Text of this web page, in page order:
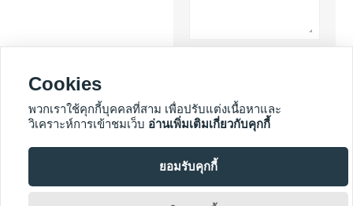
นโยบายความเป็น
ส่วนตัว
บริการเพิ่มเติม
Cookies
พวกเราใช้คุกกี้บุคคลที่สาม เพื่อปรับแต่งเนื้อหาและ
วิเคราะห์การเข้าชมเว็บ อ่านเพิ่มเติมเกี่ยวกับคุกกี้
ยอมรับคุกกี้